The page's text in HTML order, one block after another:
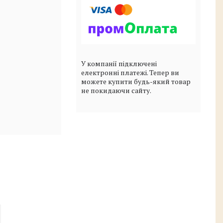
У компанії підключені
електронні платежі. Тепер ви
можете купити будь-який товар
не покидаючи сайту.